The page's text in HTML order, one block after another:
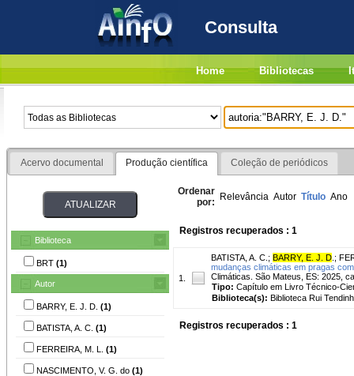
Consulta
Home Bibliotecas
Acervo documental Produção científica Coleção de periódicos
Biblioteca
BRT (1)
Autor
BARRY, E. J. D. (1)
BATISTA, A. C. (1)
FERREIRA, M. L. (1)
NASCIMENTO, V. G. do (1)
Ordenar
por: Relevância Autor Título Ano
Registros recuperados : 1
1.
BATISTA, A. C. ; BARRY, E. J. D ;
mudanças climáticas em pragas
Climáticas. São Mateus, ES: 2025,
Tipo: Capítulo em Livro Técnico-
Biblioteca(s): Biblioteca Rui
Registros recuperados : 1